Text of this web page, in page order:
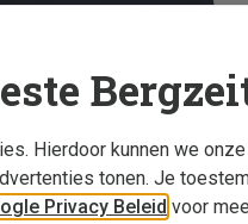
Hierdoor kunnen we
tonen. Je
Privacy Beleid voor